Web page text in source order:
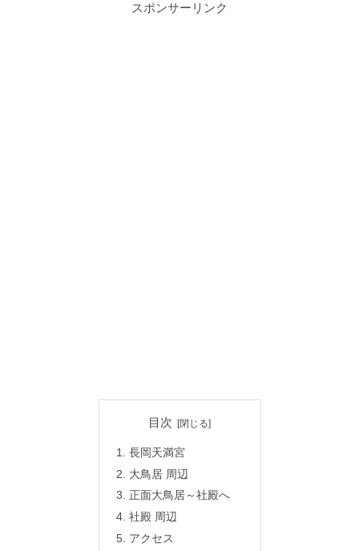
スポンサーリンク
目次
長岡天満宮
大鳥居 周辺
正面大鳥居～社殿へ
社殿 周辺
アクセス